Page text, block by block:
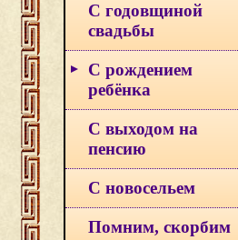
С годовщиной
свадьбы
С рождением
ребёнка
С выходом на
пенсию
С новосельем
Помним, скорбим